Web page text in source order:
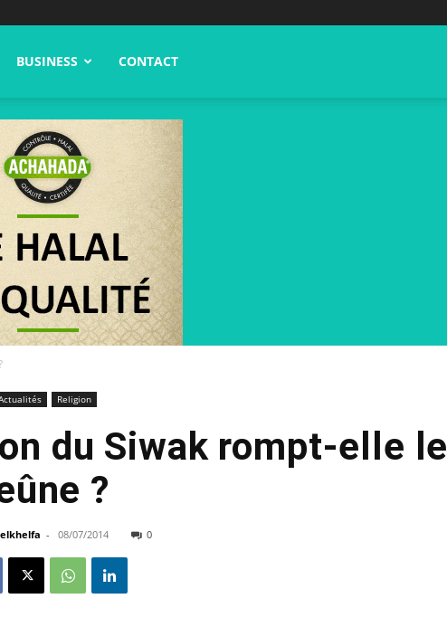
BUSINESS CONTACT
Religion
du Siwak rompt-elle le
?
- 08/07/2014 0